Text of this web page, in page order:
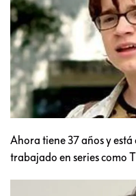
Ahora tiene 37 años y
trabajado en series como